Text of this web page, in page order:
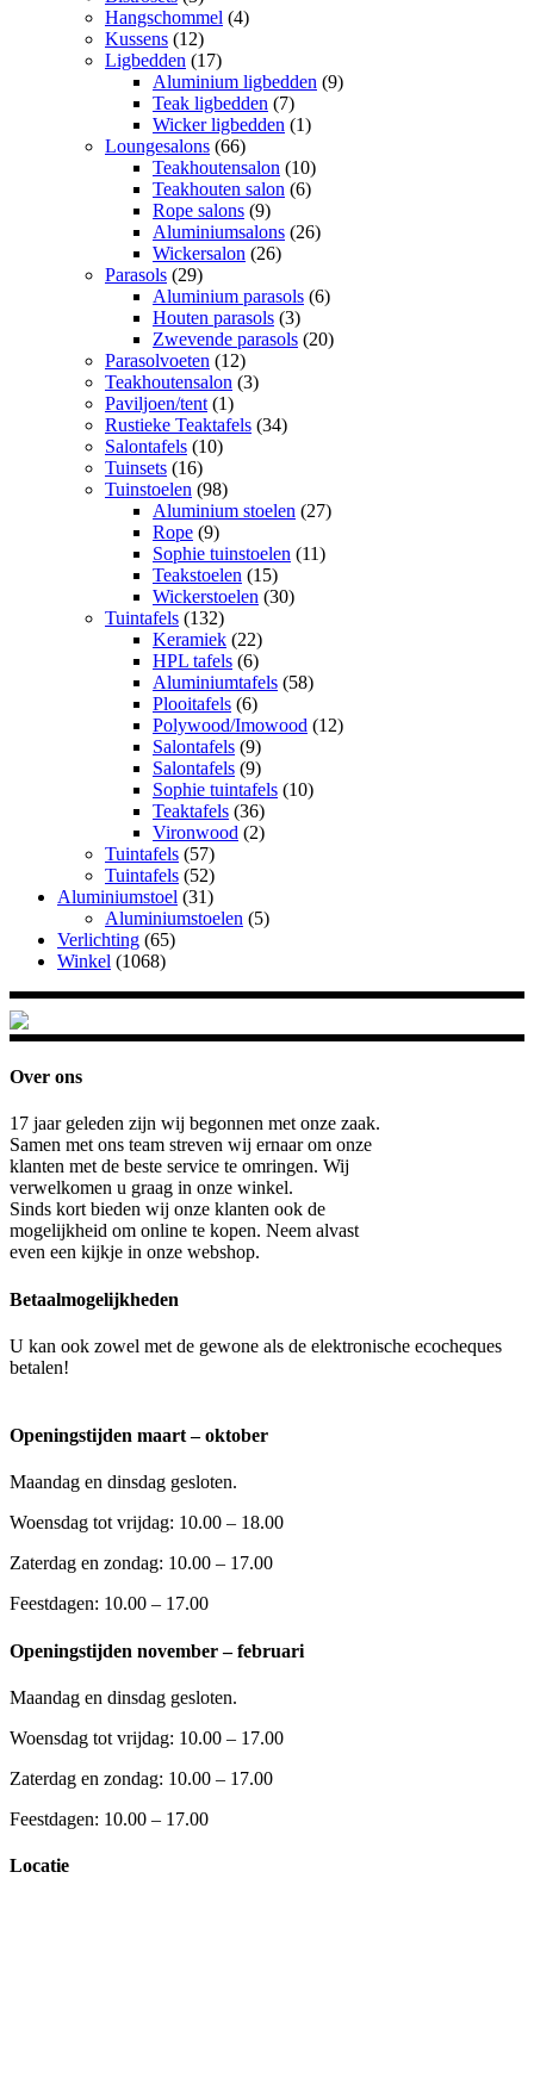
Hangschommel (4)
Kussens (12)
Ligbedden (17)
Aluminium ligbedden (9)
Teak ligbedden (7)
Wicker ligbedden (1)
Loungesalons (66)
Teakhoutensalon (10)
Teakhouten salon (6)
Rope salons (9)
Aluminiumsalons (26)
Wickersalon (26)
Parasols (29)
Aluminium parasols (6)
Houten parasols (3)
Zwevende parasols (20)
Parasolvoeten (12)
Teakhoutensalon (3)
Paviljoen/tent (1)
Rustieke Teaktafels (34)
Salontafels (10)
Tuinsets (16)
Tuinstoelen (98)
Aluminium stoelen (27)
Rope (9)
Sophie tuinstoelen (11)
Teakstoelen (15)
Wickerstoelen (30)
Tuintafels (132)
Keramiek (22)
HPL tafels (6)
Aluminiumtafels (58)
Plooitafels (6)
Polywood/Imowood (12)
Salontafels (9)
Salontafels (9)
Sophie tuintafels (10)
Teaktafels (36)
Vironwood (2)
Tuintafels (57)
Tuintafels (52)
Aluminiumstoel (31)
Aluminiumstoelen (5)
Verlichting (65)
Winkel (1068)
Over ons
17 jaar geleden zijn wij begonnen met onze zaak.
Samen met ons team streven wij ernaar om onze
klanten met de beste service te omringen. Wij
verwelkomen u graag in onze winkel.
Sinds kort bieden wij onze klanten ook de
mogelijkheid om online te kopen. Neem alvast
even een kijkje in onze webshop.
Betaalmogelijkheden
U kan ook zowel met de gewone als de elektronische ecocheques
betalen!
Openingstijden maart – oktober
Maandag en dinsdag gesloten.
Woensdag tot vrijdag: 10.00 – 18.00
Zaterdag en zondag: 10.00 – 17.00
Feestdagen: 10.00 – 17.00
Openingstijden november – februari
Maandag en dinsdag gesloten.
Woensdag tot vrijdag: 10.00 – 17.00
Zaterdag en zondag: 10.00 – 17.00
Feestdagen: 10.00 – 17.00
Locatie